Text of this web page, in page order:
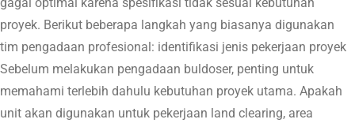
proyek. Berikut beberapa langkah yang biasanya digunakan
tim pengadaan profesional: identifikasi jenis pekerjaan proyek
Sebelum melakukan pengadaan buldoser, penting untuk
memahami terlebih dahulu kebutuhan proyek utama. Apakah
unit akan digunakan untuk pekerjaan land clearing, area